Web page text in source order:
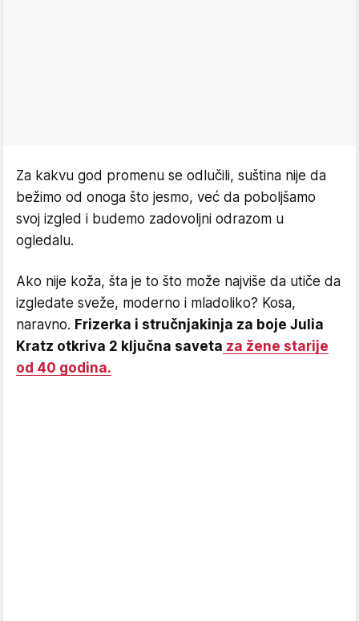
Za kakvu god promenu se odlučili, suština nije da
bežimo od onoga što jesmo, već da poboljšamo
svoj izgled i budemo zadovoljni odrazom u
ogledalu.
Ako nije koža, šta je to što može najviše da utiče da
izgledate sveže, moderno i mladoliko? Kosa,
naravno. Frizerka i stručnjakinja za boje Julia
Kratz otkriva 2 ključna saveta za žene starije
od 40 godina.